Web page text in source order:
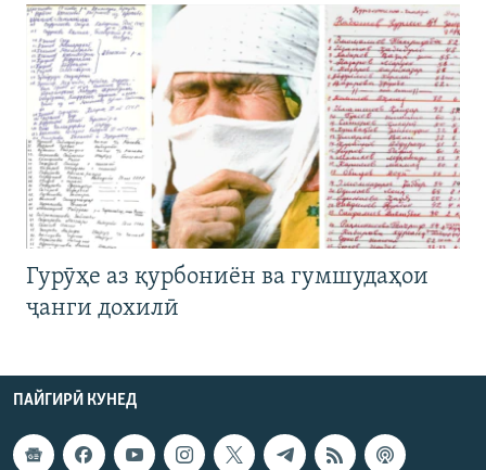
Гурӯҳе аз қурбониён ва гумшудаҳои
ҷанги дохилӣ
ПАЙГИРӢ КУНЕД